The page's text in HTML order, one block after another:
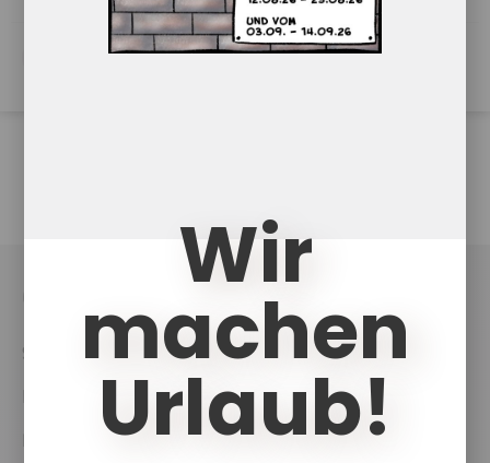
PowerPoint Download
Shop
Wir
machen
Urlaub!